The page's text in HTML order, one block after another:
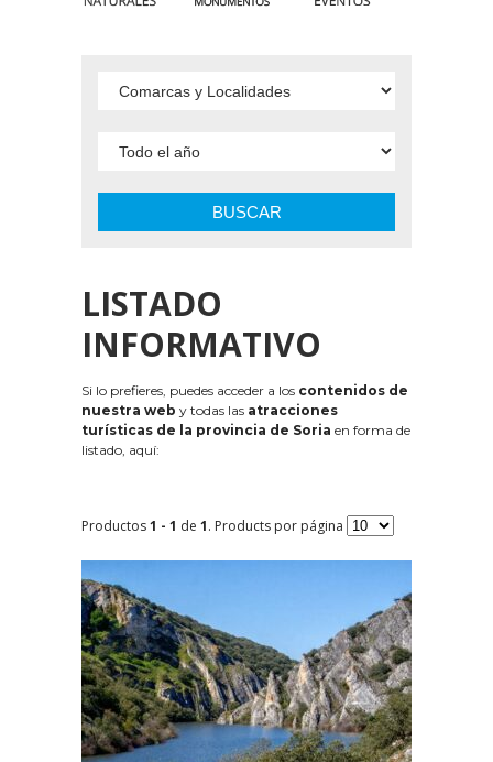
BUSCAR
LISTADO
INFORMATIVO
Si lo prefieres, puedes acceder a los contenidos de
nuestra web y todas las atracciones
turísticas de la provincia de Soria en forma de
listado, aquí:
Productos1 - 1 de 1. Products por página